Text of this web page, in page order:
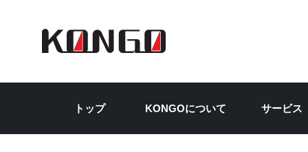
トップ KONGOについて サービス